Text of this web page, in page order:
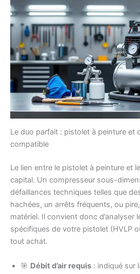
Le duo parfait : pistolet à peinture et
compatible
Le lien entre le pistolet à peinture et
capital. Un compresseur sous-
défaillances techniques telles que
hachées, un arrêts fréquents, ou
matériel. Il convient donc d’analyser
spécifiques de votre pistolet (HVLP
tout achat.
🎯 Débit d’air requis : indiqué sur